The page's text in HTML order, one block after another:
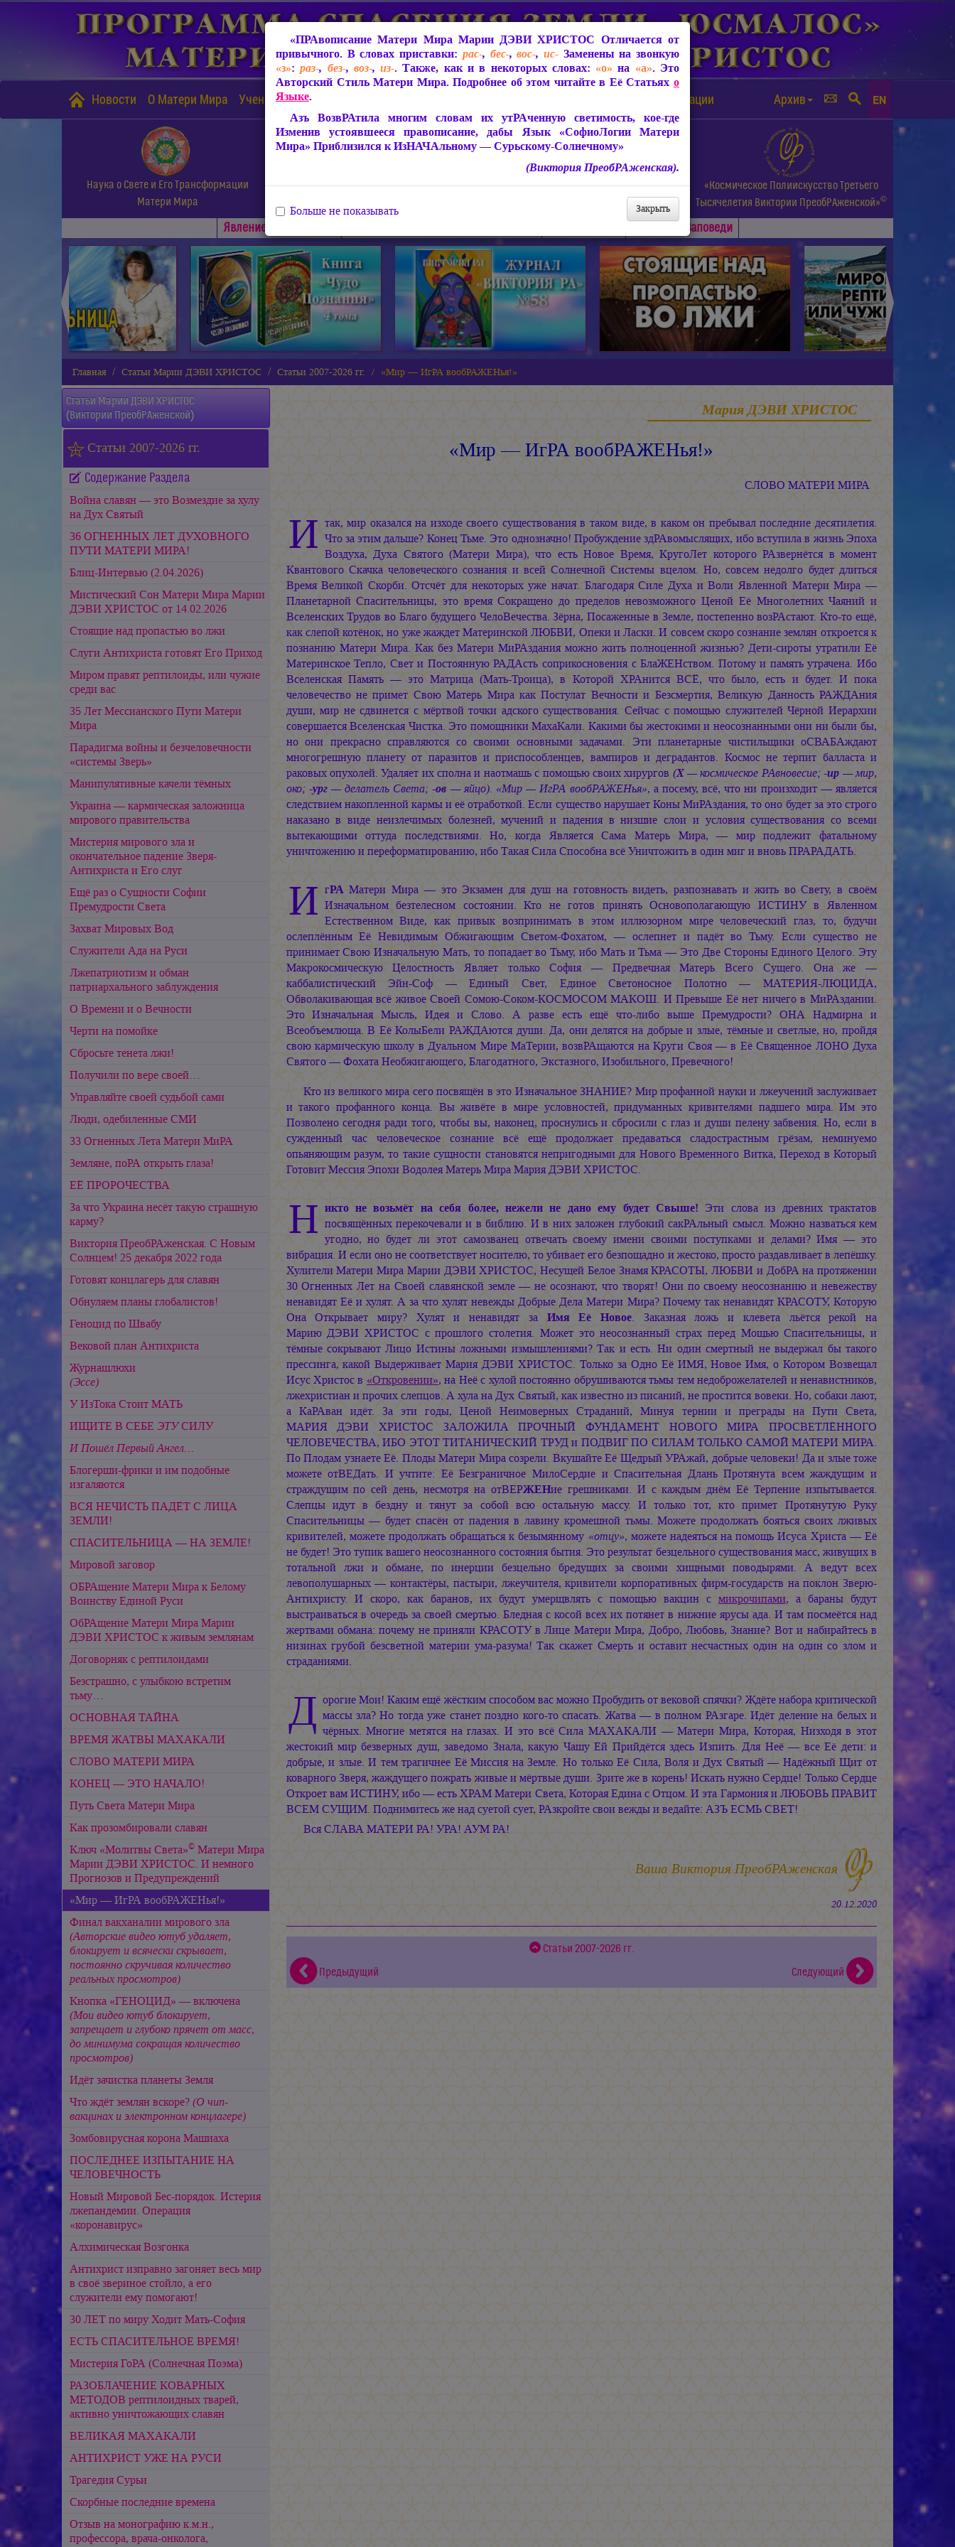
Новости О Матери Мира Учение Матери Мира Защита от чипизации Архив EN
Наука о Свете и Его Трансформации
Матери Мира
СофиоЛогия Матери Мира
Живое Слово Матери Мира.
Статьи, Книги, Видео, Аудио и др.
«Космическое Полиискусство Третьего
Тысячелетия Виктории ПреобРАженской»©
Явлениe Матери Мира Заповеди
◄ ►
Главная Статьи Марии ДЭВИ ХРИСТОС Статьи 2007-2026 гг. «Мир — ИгРА вообРАЖЕНья!»
Статьи Марии ДЭВИ ХРИСТОС
(Виктории ПреобРАженской)
Статьи 2007-2026 гг.
Содержание Раздела
Война славян — это Возмездие за хулу
на Дух Святый
36 ОГНЕННЫХ ЛЕТ ДУХОВНОГО
ПУТИ МАТЕРИ МИРА!
Блиц-Интервью (2.04.2026)
Мистический Сон Матери Мира Марии
ДЭВИ ХРИСТОС от 14.02.2026
Стоящие над пропастью во лжи
Слуги Антихриста готовят Его Приход
Миром правят рептилоиды, или чужие
среди вас
35 Лет Мессианского Пути Матери
Мира
Парадигма войны и безчеловечности
«системы Зверь»
Манипулятивные качели тёмных
Украина — кармическая заложница
мирового правительства
Мистерия мирового зла и
окончательное падение Зверя-
Антихриста и Его слуг
Ещё раз о Сущности Софии
Премудрости Света
Захват Мировых Вод
Служители Ада на Руси
Лжепатриотизм и обман
патриархального заблуждения
О Времени и о Вечности
Черти на помойке
Сбросьте тенета лжи!
Получили по вере своей…
Управляйте своей судьбой сами
Люди, одебиленные СМИ
33 Огненных Лета Матери МиРА
Земляне, поРА открыть глаза!
ЕЁ ПРОРОЧЕСТВА
За что Украина несёт такую страшную
карму?
Виктория ПреобРАженская. С Новым
Солнцем! 25 декабря 2022 года
Готовят концлагерь для славян
Обнуляем планы глобалистов!
Геноцид по Швабу
Вековой план Антихриста
Журнашлюхи
(Эссе)
У ИзТока Стоит МАТЬ
ИЩИТЕ В СЕБЕ ЭТУСИЛУ
И Пошёл Первый Ангел…
Блогерши-фрики и им подобные
изгаляются
ВСЯ НЕЧИСТЬ ПАДЁТ С ЛИЦА
ЗЕМЛИ!
СПАСИТЕЛЬНИЦА — НА ЗЕМЛЕ!
Мировой заговор
ОБРАщение Матери Мира к Белому
Воинству Единой Руси
ОбРАщение Матери Мира Марии
ДЭВИ ХРИСТОС к живым землянам
Договорняк с рептилоидами
Безстрашно, с улыбкою встретим
тьму…
ОСНОВНАЯ ТАЙНА
ВРЕМЯ ЖАТВЫ МАХАКАЛИ
СЛОВО МАТЕРИ МИРА
КОНЕЦ — ЭТО НАЧАЛО!
Путь Света Матери Мира
Как прозомбировали славян
Ключ «Молитвы Света»© Матери Мира
Марии ДЭВИ ХРИСТОС. И немного
Прогнозов и Предупреждений
«Мир — ИгРА вообРАЖЕНья!»
Финал вакханалии мирового зла
(Авторские видео ютуб удаляет,
блокирует и всячески скрывает,
постоянно скручивая количество
реальных просмотров)
Кнопка «ГЕНОЦИД» — включена
(Мои видео ютуб блокирует,
запрещает и глубоко прячет от масс,
до минимума сокращая количество
просмотров)
Идёт зачистка планеты Земля
Что ждёт землян вскоре?(О чип-
вакцинах и электронном концлагере)
Зомбовирусная корона Машиаха
ПОСЛЕДНЕЕ ИЗПЫТАНИЕ НА
ЧЕЛОВЕЧНОСТЬ
Новый Мировой Бес-порядок. Истерия
лжепандемии. Операция
«коронавирус»
Алхимическая Возгонка
Антихрист изправно загоняет весь мир
в своё звериное стойло, а его
служители ему помогают!
30 ЛЕТ по миру Ходит Мать-София
ЕСТЬ СПАСИТЕЛЬНОЕ ВРЕМЯ!
Мистерия ГоРА (Солнечная Поэма)
РАЗОБЛАЧЕНИЕ КОВАРНЫХ
МЕТОДОВ рептилоидных тварей,
активно уничтожающих славян
ВЕЛИКАЯ МАХАКАЛИ
АНТИХРИСТ УЖЕ НА РУСИ
Трагедия Сурьи
Скорбные последние времена
Отзыв на монографию к.м.н.,
профессора, врача-онколога,
Мария ДЭВИ ХРИСТОС
«Мир — ИгРА вообРАЖЕНья!»
СЛОВО МАТЕРИ МИРА
И так, мир оказался на изходе своего существования в таком виде, в каком он пребывал последние десятилетия.
Что за этим дальше? Конец Тьме. Это однозначно! Пробуждение здРАвомыслящих, ибо вступила в жизнь Эпоха
Воздуха, Духа Святого (Матери Мира), что есть Новое Время, КругоЛет которого РАзвернётся в момент
Квантового Скачка человеческого сознания и всей Солнечной Системы вцелом. Но, совсем недолго будет длиться
Время Великой Скорби. Отсчёт для некоторых уже начат. Благодаря Силе Духа и Воли Явленной Матери Мира —
Планетарной Спасительницы, это время Сокращено до пределов невозможного Ценой Её Многолетних Чаяний и
Вселенских Трудов во Благо будущего ЧелоВечества. Зёрна, Посаженные в Земле, постепенно возРАстают. Кто-то ещё,
как слепой котёнок, но уже жаждет Материнской ЛЮБВИ, Опеки и Ласки. И совсем скоро сознание землян откроется к
познанию Матери Мира. Как без Матери МиРАздания можно жить полноценной жизнью? Дети-сироты утратили Её
Материнское Тепло, Свет и Постоянную РАДАсть соприкосновения с БлаЖЕНством. Потому и память утрачена. Ибо
Вселенская Память — это Матрица(Мать-Троица), в Которой ХРАнится ВСЁ, что было, есть и будет. И пока
человечество не примет Свою Матерь Мира как Постулат Вечности и Безсмертия, Великую Данность РАЖДАния
души, мир не сдвинется с мёртвой точки адского существования. Сейчас с помощью служителей Чёрной Иерархии
совершается Вселенская Чистка. Это помощники МахаКали. Какими бы жестокими и неосознанными они ни были бы,
но они прекрасно справляются со своими основными задачами. Эти планетарные чистильщики оСВАБАждают
многогрешную планету от паразитов и приспособленцев, вампиров и деградантов. Космос не терпит балласта и
раковых опухолей. Удаляет их сполна и наотмашь с помощью своих хирургов (Х— космическое РАвновесие; -ир — мир,
око; -ург— делатель Света; -ов — яйцо). «Мир — ИгРА вообРАЖЕНья», а посему, всё, что ни произходит — является
следствием накопленной кармы и её отработкой. Если существо нарушает Коны МиРАздания, то оно будет за это строго
наказано в виде неизлечимых болезней, мучений и падения в низшие слои и условия существования со всеми
вытекающими оттуда последствиями. Но, когда Является Сама Матерь Мира, — мир подлежит фатальному
уничтожению и переформатированию, ибо Такая Сила Способна всё Уничтожить в один миг и вновь ПРАРАДАТЬ.
И гРАМатери Мира — это Экзамен для душ на готовность видеть, разпознавать и жить во Свету, в своём
Изначальном безтелесном состоянии. Кто не готов принять Основополагающую ИСТИНУ в Явленном
Естественном Виде, как привык возпринимать в этом иллюзорном мире человеческий глаз, то, будучи
ослеплённым Её Невидимым ОбжигающимСветом-Фохатом, —ослепнет и падёт во Тьму. Если существо не
принимает Свою Изначальную Мать, то попадает во Тьму, ибо Мать и Тьма — Это Две Стороны Единого Целого. Эту
Макрокосмическую Целостность Являет толькоСофия — Предвечная Матерь Всего Сущего. Она же —
каббалистический Эйн-Соф —Единый Свет, Единое Светоносное Полотно —МАТЕРИЯ-ЛЮЦИДА,
Обволакивающая всё живое Своей Сомою-Соком-КОСМОСОММАКОШ. И Превыше Её нет ничего в МиРАздании.
Это Изначальная Мысль, Идея и Слово. А разве есть ещё что-либо выше Премудрости? ОНА Надмирна и
Всеобъемлюща. В Её КолыБели РАЖДАются души. Да, они делятся на добрые и злые, тёмные и светлые, но, пройдя
свою кармическую школу в Дуальном Мире МаТерии, возвРАщаются на Круги Своя — в Её Священное ЛОНО Духа
Святого — Фохата Необжигающего, Благодатного, Экстазного, Изобильного, Превечного!
Кто из великого мира сего посвящён в это Изначальное ЗНАНИЕ? Мир профанной науки и лжеучений заслуживает
и такого профанного конца. Вы живёте в мире условностей, придуманных кривителями падшего мира. Им это
Позволено сегодня ради того, чтобы вы, наконец, проснулись и сбросили с глаз и души пелену забвения. Но, если в
сужденный час человеческое сознание всё ещё продолжает предаваться сладострастным грёзам, неминуемо
опьяняющим разум, то такие сущности становятся непригодными для Нового Временного Витка, Переход в Который
Готовит Мессия Эпохи Водолея Матерь МираМария ДЭВИ ХРИСТОС.
Н икто не возьмёт на себя более, нежели не дано ему будет Свыше! Эти слова из древних трактатов
посвящённых перекочевали и в библию. И в них заложен глубокий сакРАльный смысл. Можно назваться кем
угодно, но будет ли этот самозванец отвечать своему имени своими поступками и делами? Имя — это
вибрация. И если оно не соответствует носителю, то убивает его безпощадно и жестоко, просто раздавливает в лепёшку.
Хулители Матери Мира Марии ДЭВИ ХРИСТОС, Несущей Белое Знамя КРАСОТЫ, ЛЮБВИ и ДобРА на протяжении
30 Огненных Лет на Своей славянской земле — не осознают, что творят! Они по своему неосознанию и невежеству
ненавидят Её и хулят. А за что хулят невежды Добрые Дела Матери Мира? Почему так ненавидят КРАСОТУ, Которую
Она Открывает миру? Хулят и ненавидят за Имя Её Новое. Заказная ложь и клевета льётся рекой на
Марию ДЭВИ ХРИСТОС с прошлого столетия. Может это неосознанный страх перед Мощью Спасительницы, и
тёмные сокрывают Лицо Истины ложными измышлениями? Так и есть. Ни один смертный не выдержал бы такого
прессинга, какой ВыдерживаетМария ДЭВИ ХРИСТОС. Только за Одно Её ИМЯ, Новое Имя, о Котором Возвещал
Исус Христос в «Откровении», на Неё с хулой постоянно обрушиваются тьмы тем недоброжелателей и ненавистников,
лжехристиан и прочих слепцов. А хула на Дух Святый, как известно из писаний, не простится вовеки. Но, собаки лают,
а КаРАван идёт. За эти годы, Ценой Неимоверных Страданий, Минуя тернии и преграды на Пути Света,
МАРИЯ ДЭВИ ХРИСТОС ЗАЛОЖИЛА ПРОЧНЫЙ ФУНДАМЕНТ НОВОГО МИРА ПРОСВЕТЛЁННОГО
ЧЕЛОВЕЧЕСТВА, ИБО ЭТОТ ТИТАНИЧЕСКИЙ ТРУД и ПОДВИГ ПО СИЛАМ ТОЛЬКО САМОЙ МАТЕРИ МИРА.
По Плодам узнаете Её. Плоды Матери Мира созрели. Вкушайте Её Щедрый УРАжай, добрые человеки! Да и злые тоже
можете отВЕДать. И учтите: Её Безграничное МилоСердие и Спасительная Длань Протянута всем жаждущим и
страждущим по сей день, несмотря на отВЕРЖЕНие грешниками. И с каждым днём Её Терпение изпытывается.
Слепцы идут в бездну и тянут за собой всю остальную массу. И только тот, кто примет Протянутую Руку
Спасительницы — будет спасён от падения в лавину кромешной тьмы. Можете продолжать бояться своих лживых
кривителей, можете продолжать обращаться к безымянному «отцу», можете надеяться на помощь Исуса Христа — Её
не будет! Это тупик вашего неосознанного состояния бытия. Это результат безцельного существования масс, живущих в
тотальной лжи и обмане, по инерции безцельно бредущих за своими хищными поводырями. А ведут всех
левополушарных — контактёры, пастыри, лжеучителя, кривители корпоративных фирм-государств на поклон Зверю-
Антихристу. И скоро, как баранов, их будут умерщвлять с помощью вакцин с микрочипами, а бараны будут
выстраиваться в очередь за своей смертью. Бледная с косой всех их потянет в нижние ярусы ада. И там посмеётся над
жертвами обмана: почему не приняли КРАСОТУ в Лице Матери Мира, Добро, Любовь, Знание? Вот и набирайтесь в
низинах грубой безсветной материи ума-разума! Так скажет Смерть и оставит несчастных один на один со злом и
страданиями.
Д орогие Мои! Каким ещё жёстким способом вас можно Пробудить от вековой спячки? Ждёте набора критической
массы зла? Но тогда уже станет поздно кого-то спасать. Жатва — в полном РАзгаре. Идёт деление на белых и
чёрных. Многие метятся на глазах. И это всё Сила МАХАКАЛИ — Матери Мира, Которая, Низходя в этот
жестокий мир безверных душ, заведомо Знала, какую Чашу Ей Прийдётся здесь Изпить. Для Неё — все Её дети: и
добрые, и злые. И тем трагичнее Её Миссия на Земле. Но только Её Сила, Воля и Дух Святый — Надёжный Щит от
коварного Зверя, жаждущего пожрать живые и мёртвые души. Зрите же в корень! Искать нужно Сердце! Только Сердце
Откроет вам ИСТИНУ, ибо — есть ХРАМ Матери Света, Которая Едина с Отцом. И эта Гармония и ЛЮБОВЬ ПРАВИТ
ВСЕМ СУЩИМ. Поднимитесь же над суетой сует, РАзкройте свои вежды и ведайте: АЗЪ ЕСМЬ СВЕТ!
Вся СЛАВА МАТЕРИ РА! УРА! АУМ РА!
Ваша Виктория ПреобРАженская
20.12.2020
Статьи 2007-2026 гг.
Предыдущий
Следующий
«ПРАвописание Матери Мира Марии ДЭВИ ХРИСТОС Отличается от
привычного. В словах приставки: рас-, бес-,вос-, ис-Заменены на звонкую
«з»:раз-, без-, воз-,из-. Также, как и в некоторых словах: «о» на «а». Это
Авторский Стиль Матери Мира. Подробнее об этом читайте в Её Статьях о
Языке.
Азъ ВозвРАтила многим словам их утРАченную светимость, кое-где
Изменив устоявшееся правописание, дабы Язык «СофиоЛогии Матери
Мира» Приблизился к ИзНАЧАльному — Сурьскому-Солнечному»
(Виктория ПреобРАженская).
Закрыть
Больше не показывать